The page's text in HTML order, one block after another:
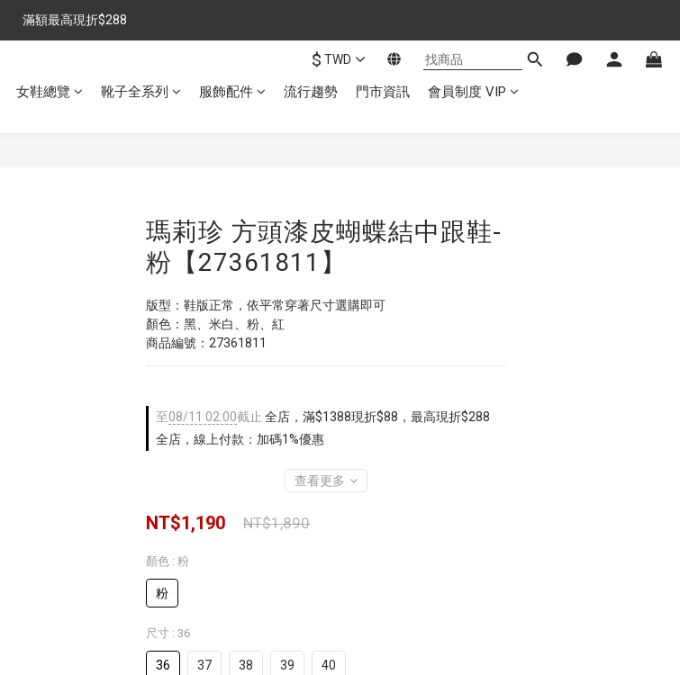
$699免運，優惠品點數5倍送
滿額最高現折$288
$699免運，優惠品點數5倍送
$ TWD
女鞋總覽 靴子全系列 服飾配件 流行趨勢 門市資訊 會員制度 VIP
瑪莉珍 方頭漆皮蝴蝶結中跟鞋-
粉【27361811】
版型：鞋版正常，依平常穿著尺寸選購即可
顏色：黑、米白、粉、紅
商品編號：27361811
至08/11 02:00截止 全店，滿$1388現折$88，最高現折$288
全店，線上付款：加碼1%優惠
查看更多
NT$1,190 NT$1,890
顏色 : 粉
粉
尺寸 : 36
36 37 38 39 40